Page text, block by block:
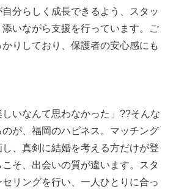
分らしく成長できるよう、スタッ
いながら支援を行っています。ご
りしており、保護者の安心感にも
しいなんて思わなかった」??そんな
が、福岡のハピネス。マッチング
、真剣に結婚を考える方だけが登
そ、出会いの質が違います。スタ
リングを行い、一人ひとりに合っ